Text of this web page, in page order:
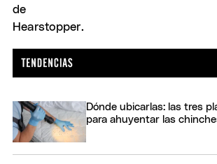
Dónde ubicarlas: las tres
para ahuyentar las